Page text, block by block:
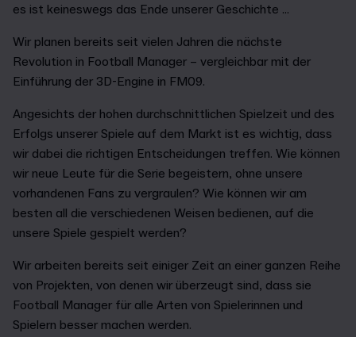
es ist keineswegs das Ende unserer Geschichte ...
Wir planen bereits seit vielen Jahren die nächste
Revolution in Football Manager – vergleichbar mit der
Einführung der 3D-Engine in FM09.
Angesichts der hohen durchschnittlichen Spielzeit und des
Erfolgs unserer Spiele auf dem Markt ist es wichtig, dass
wir dabei die richtigen Entscheidungen treffen. Wie können
wir neue Leute für die Serie begeistern, ohne unsere
vorhandenen Fans zu vergraulen? Wie können wir am
besten all die verschiedenen Weisen bedienen, auf die
unsere Spiele gespielt werden?
Wir arbeiten bereits seit einiger Zeit an einer ganzen Reihe
von Projekten, von denen wir überzeugt sind, dass sie
Football Manager für alle Arten von Spielerinnen und
Spielern besser machen werden.